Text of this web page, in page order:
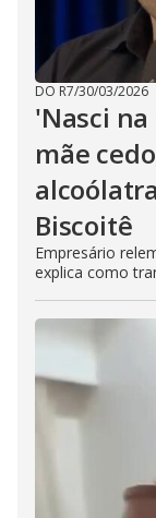
DO R7/30/03/2026
'Nasci
mãe
Biscoitê
Empresário
explica como